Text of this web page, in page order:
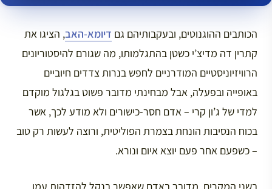
הכותבים ההוגנוטים, ובעקבותיהם גם דיומא-האב, הציגו את
קתרין דה מדיצ’י כשטן בהתגלמותו, מה שגורם להיסטוריונים
הרוויזיוניסטיים המודרניים לחפש בנרות צדדים חיוביים
באופייה ובפעלה, אבל מבחינתי מדובר פשוט בגלגול מוקדם
למדי של ג’ון קרי – אדם חסר-כישורים ולא מודע לכך, אשר
בכוח הנסיבות הונחת בצמרת הפוליטית, ורוצה לעשות רק טוב
– כשפעם אחר פעם יוצא איום ונורא.